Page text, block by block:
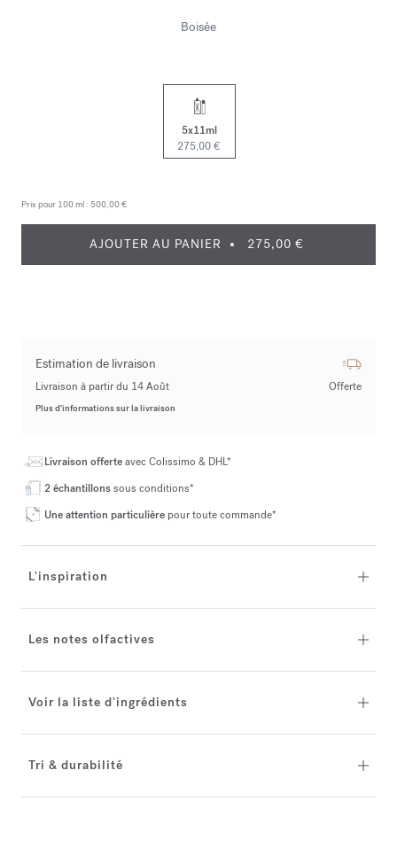
Boisée
5x11ml
275,00 €
Prix pour 100 ml : 500,00 €
AJOUTER AU PANIER 275,00 €
Estimation de livraison
Livraison à partir du 14 Août Offerte
Plus d’informations sur la livraison
Livraison offerteavec Colissimo & DHL*
2 échantillonssous conditions*
Une attention particulière pour toute commande*
L'inspiration
Les notes olfactives
Voir la liste d'ingrédients
Tri & durabilité